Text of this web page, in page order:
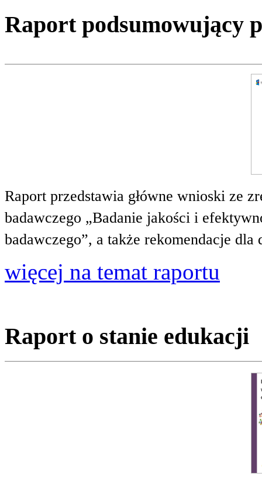
Raport podsumowujący
Raport przedstawia główne wnioski ze
badawczego „Badanie jakości i
badawczego”, a także rekomendacje
więcej na temat raportu
Raport o stanie edukacji